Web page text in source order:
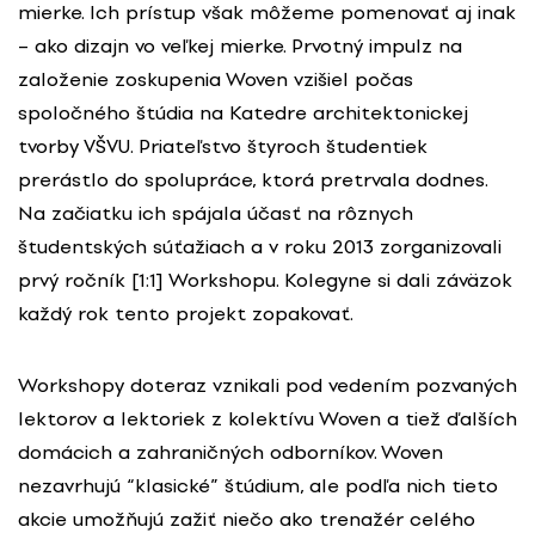
mierke. Ich prístup však môžeme pomenovať aj inak
– ako dizajn vo veľkej mierke. Prvotný impulz na
založenie zoskupenia Woven vzišiel počas
spoločného štúdia na Katedre architektonickej
tvorby VŠVU. Priateľstvo štyroch študentiek
prerástlo do spolupráce, ktorá pretrvala dodnes.
Na začiatku ich spájala účasť na rôznych
študentských súťažiach a v roku 2013 zorganizovali
prvý ročník [1:1] Workshopu. Kolegyne si dali záväzok
každý rok tento projekt zopakovať.
Workshopy doteraz vznikali pod vedením pozvaných
lektorov a lektoriek z kolektívu Woven a tiež ďalších
domácich a zahraničných odborníkov. Woven
nezavrhujú “klasické” štúdium, ale podľa nich tieto
akcie umožňujú zažiť niečo ako trenažér celého